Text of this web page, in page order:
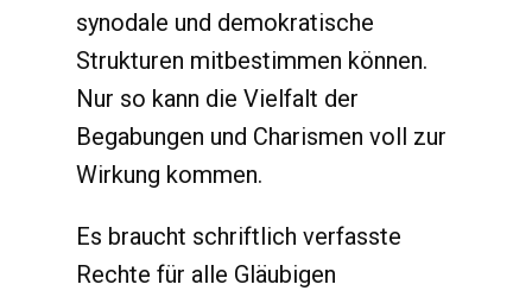
synodale und demokratische
Strukturen mitbestimmen können.
Nur so kann die Vielfalt der
Begabungen und Charismen voll zur
Wirkung kommen.
Es braucht schriftlich verfasste
Rechte für alle Gläubigen